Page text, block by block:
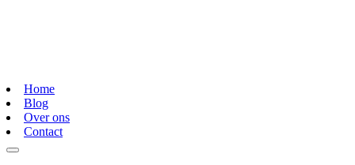
Home
Blog
Over ons
Contact